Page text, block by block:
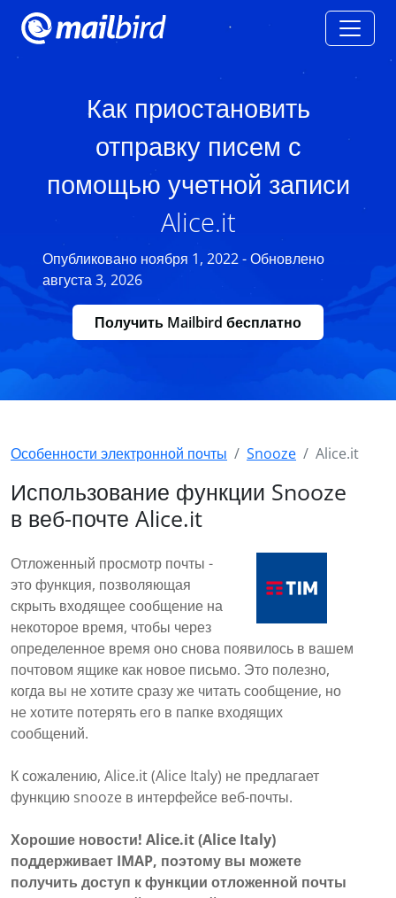
Как приостановить
отправку писем с
помощью учетной записи
Alice.it
Опубликовано ноября 1, 2022 - Обновлено
августа 3, 2026
Получить Mailbird бесплатно
Особенности электронной почты Snooze Alice.it
Использование функции Snooze
в веб-почте Alice.it
Отложенный просмотр почты -
это функция, позволяющая
скрыть входящее сообщение на
некоторое время, чтобы через
определенное время оно снова появилось в вашем
почтовом ящике как новое письмо. Это полезно,
когда вы не хотите сразу же читать сообщение, но
не хотите потерять его в папке входящих
сообщений.
К сожалению, Alice.it (Alice Italy) не предлагает
функцию snooze в интерфейсе веб-почты.
Хорошие новости! Alice.it (Alice Italy)
поддерживает IMAP, поэтому вы можете
получить доступ к функции отложенной почты